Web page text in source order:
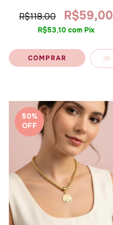
R$118,00
R$59,00
R$53,10 com Pix
50%
OFF